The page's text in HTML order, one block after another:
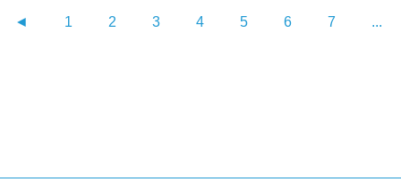
◄ 1 2 3 4 5 6 7 ...